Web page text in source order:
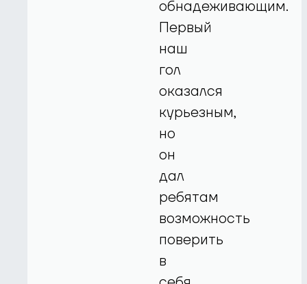
обнадеживающим.
Первый
наш
гол
оказался
курьезным,
но
он
дал
ребятам
возможность
поверить
в